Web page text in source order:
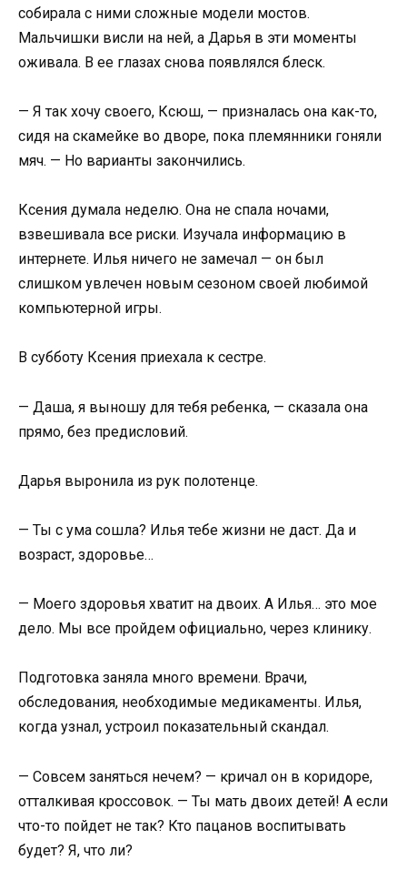
собирала с ними сложные модели мостов.
Мальчишки висли на ней, а Дарья в эти моменты
оживала. В ее глазах снова появлялся блеск.
— Я так хочу своего, Ксюш, — призналась она как-то,
сидя на скамейке во дворе, пока племянники гоняли
мяч. — Но варианты закончились.
Ксения думала неделю. Она не спала ночами,
взвешивала все риски. Изучала информацию в
интернете. Илья ничего не замечал — он был
слишком увлечен новым сезоном своей любимой
компьютерной игры.
В субботу Ксения приехала к сестре.
— Даша, я выношу для тебя ребенка, — сказала она
прямо, без предисловий.
Дарья выронила из рук полотенце.
— Ты с ума сошла? Илья тебе жизни не даст. Да и
возраст, здоровье…
— Моего здоровья хватит на двоих. А Илья… это мое
дело. Мы все пройдем официально, через клинику.
Подготовка заняла много времени. Врачи,
обследования, необходимые медикаменты. Илья,
когда узнал, устроил показательный скандал.
— Совсем заняться нечем? — кричал он в коридоре,
отталкивая кроссовок. — Ты мать двоих детей! А если
что-то пойдет не так? Кто пацанов воспитывать
будет? Я, что ли?